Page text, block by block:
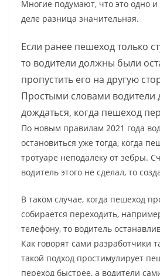
Многие подумают, что это одно
деле разница значительная.
Если ранее пешеход только
то водители должны были
пропустить его на другую
Простыми словами водители
дождаться, когда пешеход
По новым правилам 2021 года
остановиться уже тогда, когда
тротуаре неподалёку от зебры.
водитель этого не сделал, то
В таком случае, когда пешеход
собирается переходить,
телефону, то водитель
Как говорят сами разработчики
такой подход простимулирует
переход быстрее, а водители